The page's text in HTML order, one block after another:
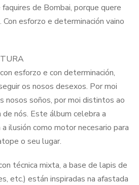
de Bombai, porque quere
Con esforzo e determinación vaino
esforzo e con determinación,
os nosos desexos. Por moi
nosos soños, por moi distintos ao
nós. Este álbum celebra a
ilusión como motor necesario para
o seu lugar.
técnica mixta, a base de lapis de
etc.) están inspiradas na afastada